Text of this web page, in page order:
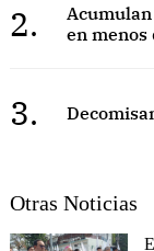
2.
en menos
3.
Otras Noticias